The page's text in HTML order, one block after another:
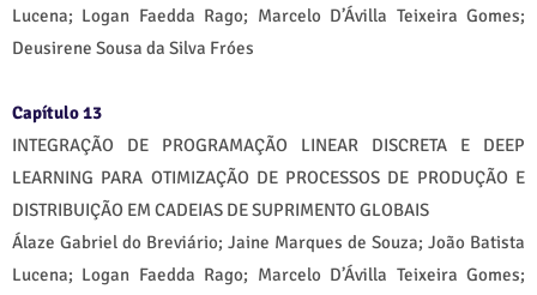
Lucena; Logan Faedda Rago; Marcelo D’Ávilla Teixeira Gomes;
Deusirene Sousa da Silva Fróes
Capítulo 13
INTEGRAÇÃO DE PROGRAMAÇÃO LINEAR DISCRETA E DEEP
LEARNING PARA OTIMIZAÇÃO DE PROCESSOS DE PRODUÇÃO E
DISTRIBUIÇÃO EM CADEIAS DE SUPRIMENTO GLOBAIS
Álaze Gabriel do Breviário; Jaine Marques de Souza; João Batista
Lucena; Logan Faedda Rago; Marcelo D’Ávilla Teixeira Gomes;